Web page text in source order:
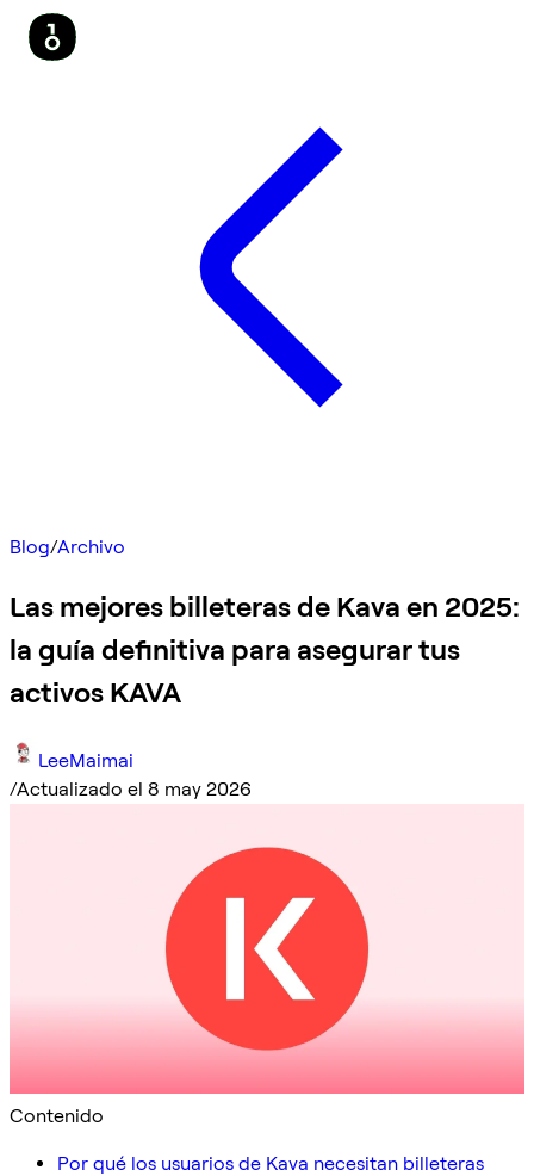
Blog/Archivo
Las mejores billeteras de Kava en 2025:
la guía definitiva para asegurar tus
activos KAVA
LeeMaimai
/Actualizado el 8 may 2026
Contenido
Por qué los usuarios de Kava necesitan billeteras